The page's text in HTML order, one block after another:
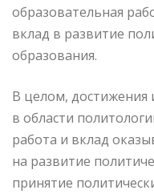
образовательная
вклад в развитие
образования.
В целом, достижения
в области
работа и вклад
на развитие
принятие